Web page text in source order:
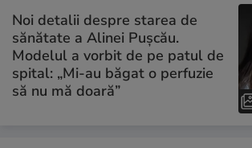
Noi detalii despre starea de
sănătate a Alinei Pușcău.
Modelul a vorbit de pe patul de
spital: „Mi-au băgat o perfuzie
să nu mă doară”